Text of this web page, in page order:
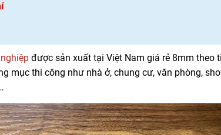
được sản xuất tại Việt Nam giá rẻ 8mm theo
mục thi công như nhà ở, chung cư, văn phòng,